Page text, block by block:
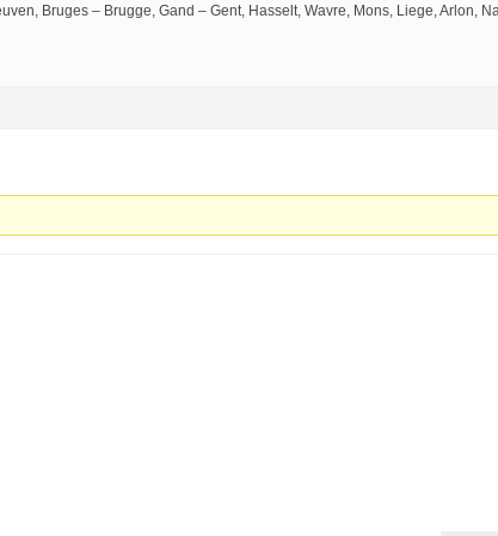
Bruges – Brugge, Gand – Gent, Hasselt, Wavre, Mons, Liege, Arlon,